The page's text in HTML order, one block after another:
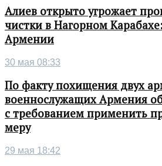
Алиев открыто угрожает
чистки в Нагорном
Армении
30 мая 08:33
По факту похищения двух
военнослужащих Армения
с требованием применить
меру
29 мая 18:42